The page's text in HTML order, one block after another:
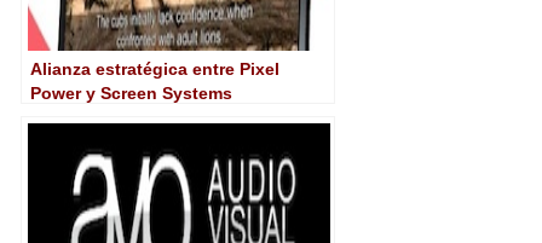
Alianza estratégica entre Pixel
Power y Screen Systems